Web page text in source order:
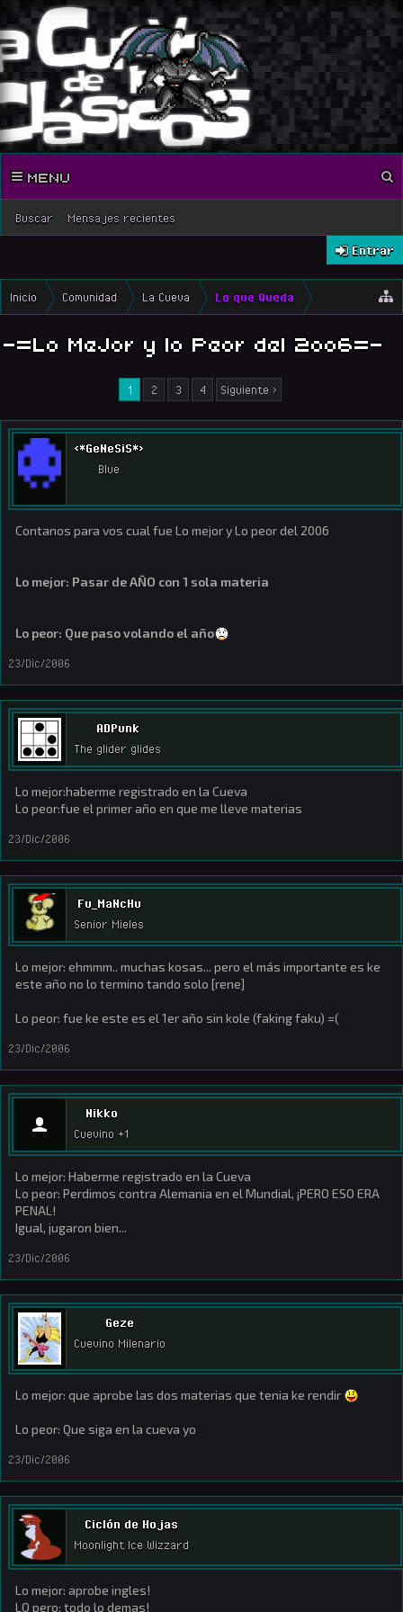
Buscar Mensajes recientes
MENU
Entrar
Inicio Comunidad La Cueva Lo que Queda
-=Lo MeJor y lo Peor del 2oo6=-
1 2 3 4 Siguiente >
<*GeNeSiS*>
Blue
Contanos para vos cual fue Lo mejor y Lo peor del 2006
Lo mejor: Pasar de AÑO con 1 sola materia
Lo peor: Que paso volando el año
23/Dic/2006
ADPunk
The glider glides
Lo mejor:haberme registrado en la Cueva
Lo peor:fue el primer año en que me lleve materias
23/Dic/2006
Fu_MaNcHu
Senior Mieles
Lo mejor: ehmmm.. muchas kosas... pero el más importante es ke
este año no lo termino tando solo [rene]
Lo peor: fue ke este es el 1er año sin kole (faking faku) =(
23/Dic/2006
Nikko
Cuevino +1
Lo mejor: Haberme registrado en la Cueva
Lo peor: Perdimos contra Alemania en el Mundial, ¡PERO ESO ERA
PENAL!
Igual, jugaron bien...
23/Dic/2006
Geze
Cuevino Milenario
Lo mejor: que aprobe las dos materias que tenia ke rendir
Lo peor: Que siga en la cueva yo
23/Dic/2006
Ciclón de Hojas
Moonlight Ice Wizzard
Lo mejor: aprobe ingles!
LO pero: todo lo demas!